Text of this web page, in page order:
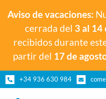
Aviso de vacaciones:
cerrada del 3 al 14
recibidos durante
partir del 17 de
 +34 936 630 984 